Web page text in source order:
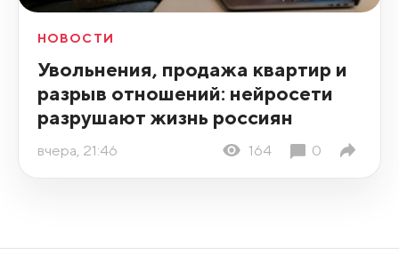
НОВОСТИ
Увольнения, продажа квартир и
разрыв отношений: нейросети
разрушают жизнь россиян
вчера, 21:46 164 0